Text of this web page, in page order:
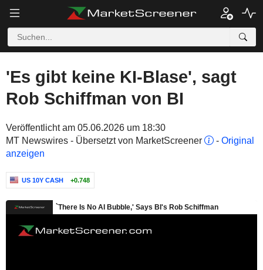
'Es gibt keine KI-Blase', sagt
Rob Schiffman von BI
Veröffentlicht am 05.06.2026 um 18:30
MT Newswires - Übersetzt von MarketScreener
- Original
anzeigen
US 10Y CASH +0.748